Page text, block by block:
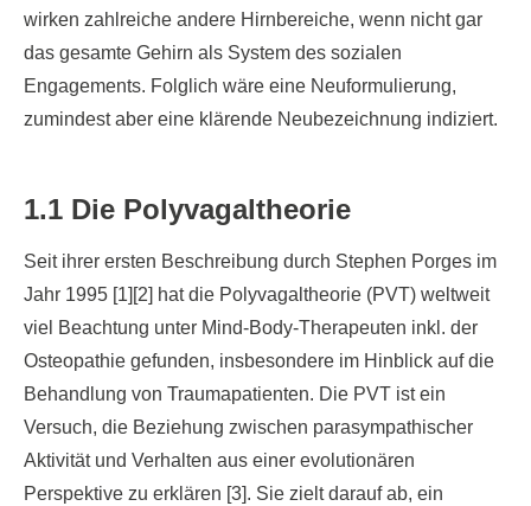
wirken zahlreiche andere Hirnbereiche, wenn nicht gar
das gesamte Gehirn als System des sozialen
Engagements. Folglich wäre eine Neuformulierung,
zumindest aber eine klärende Neubezeichnung indiziert.
1.1 Die Polyvagaltheorie
Seit ihrer ersten Beschreibung durch Stephen Porges im
Jahr 1995 [1][2] hat die Polyvagaltheorie (PVT) weltweit
viel Beachtung unter Mind-Body-Therapeuten inkl. der
Osteopathie gefunden, insbesondere im Hinblick auf die
Behandlung von Traumapatienten. Die PVT ist ein
Versuch, die Beziehung zwischen parasympathischer
Aktivität und Verhalten aus einer evolutionären
Perspektive zu erklären [3]. Sie zielt darauf ab, ein